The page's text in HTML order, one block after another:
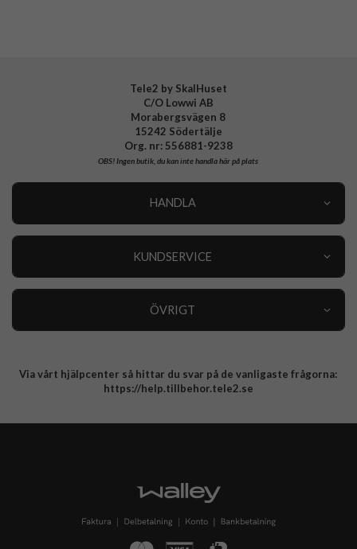
Tele2 by SkalHuset
C/O Lowwi AB
Morabergsvägen 8
15242 Södertälje
Org. nr: 556881-9238
OBS!Ingen butik, du kan inte handla här på plats
HANDLA
KUNDSERVICE
ÖVRIGT
Integritetspolicy
Via vårt hjälpcenter så hittar du svar på de vanligaste frågorna:
https://help.tillbehor.tele2.se